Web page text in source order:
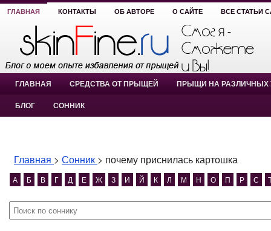
ГЛАВНАЯ КОНТАКТЫ ОБ АВТОРЕ О САЙТЕ ВСЕ СТАТЬИ
ГЛАВНАЯ СРЕДСТВА ОТ ПРЫЩЕЙ ПРЫЩИ НА РАЗЛИЧНЫХ
БЛОГ СОННИК
Главная > Сонник > почему приснилась картошка
А Б В Г Д Е Ж З И Й К Л М Н О П Р С